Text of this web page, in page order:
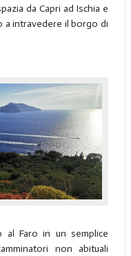
da Capri ad Ischia e
a intravedere il borgo di
Faro in un semplice
non abituali